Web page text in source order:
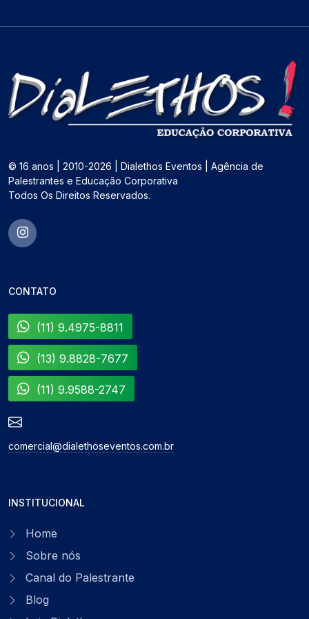
© 16 anos | 2010-2026 | Dialethos Eventos | Agência de
Palestrantes e Educação Corporativa
Todos Os Direitos Reservados.
CONTATO
(11) 9.4975-8811
(13) 9.8828-7677
(11) 9.9588-2747
comercial@dialethoseventos.com.br
INSTITUCIONAL
Home
Sobre nós
Canal do Palestrante
Blog